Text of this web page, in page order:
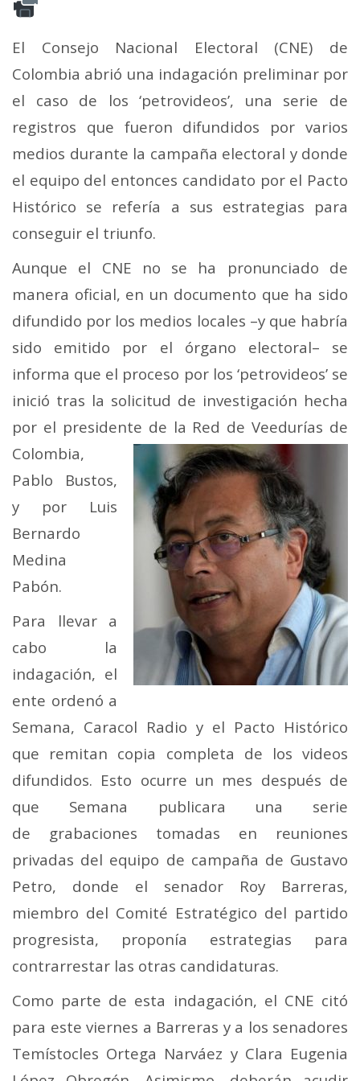
El Consejo Nacional Electoral (CNE) de
Colombia abrió una indagación preliminar por
el caso de los ‘petrovideos’, una serie de
registros que fueron difundidos por varios
medios durante la campaña electoral y donde
el equipo del entonces candidato por el Pacto
Histórico se refería a sus estrategias para
conseguir el triunfo.
Aunque el CNE no se ha pronunciado de
manera oficial, en un documento que ha sido
difundido por los medios locales –y que habría
sido emitido por el órgano electoral– se
informa que el proceso por los ‘petrovideos’ se
inició tras la solicitud de investigación hecha
por el presidente de la Red de Veedurías de
Colombia,
Pablo Bustos,
y por Luis
Bernardo
Medina
Pabón.
Para llevar a
cabo la
indagación, el
ente ordenó a
Semana, Caracol Radio y el Pacto Histórico
que remitan copia completa de los videos
difundidos. Esto ocurre un mes después de
que Semana publicara una serie
de grabaciones tomadas en reuniones
privadas del equipo de campaña de Gustavo
Petro, donde el senador Roy Barreras,
miembro del Comité Estratégico del partido
progresista, proponía estrategias para
contrarrestar las otras candidaturas.
Como parte de esta indagación, el CNE citó
para este viernes a Barreras y a los senadores
Temístocles Ortega Narváez y Clara Eugenia